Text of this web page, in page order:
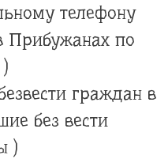
телефону
Прибужанах по
граждан в
без вести
)